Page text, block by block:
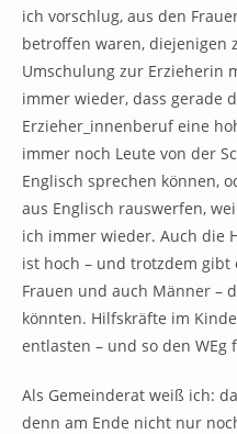
ich vorschlug, aus den
betroffen waren, diejenigen
Umschulung zur Erzieherin
immer wieder, dass gerade
Erzieher_innenberuf eine
immer noch Leute von der
Englisch sprechen können,
aus Englisch rauswerfen,
ich immer wieder. Auch die
ist hoch – und trotzdem gibt
Frauen und auch Männer –
könnten. Hilfskräfte im
entlasten – und so den
Als Gemeinderat weiß ich:
denn am Ende nicht nur